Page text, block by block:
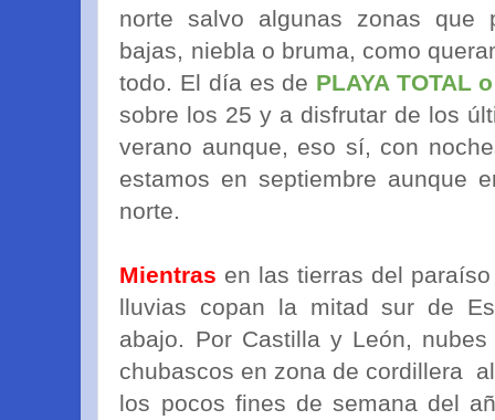
norte salvo algunas zonas que
bajas, niebla o bruma, como
todo. El día es de PLAYA TOTAL
sobre los 25 y a disfrutar de los
verano aunque, eso sí, con
estamos en septiembre aunque
norte.
Mientras en las tierras del
lluvias copan la mitad sur de
abajo. Por Castilla y León,
chubascos en zona de cordillera
los pocos fines de semana del